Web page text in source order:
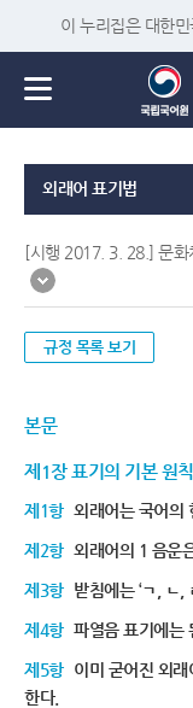
이 누리집은 대한
외래어 표기법
[시행 2017. 3. 28.] 문
규정 목록 보기
본문
제1장 표기의 기본 원칙
제1항 외래어는 국어의
제2항 외래어의 1 음운
제3항 받침에는 ‘ㄱ, ㄴ,
제4항 파열음 표기에는
제5항 이미 굳어진 외
한다.